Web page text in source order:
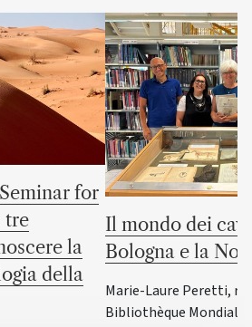
for
tre
la
della
Il mondo dei
Bologna e la
Marie-Laure Peretti,
Bibliothèque Mondiale